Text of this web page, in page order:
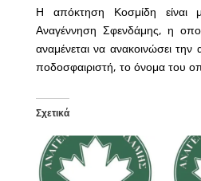
Η απόκτηση Κοσμίδη
Αναγέννηση Σφενδάμης, η
αναμένεται να ανακοινώσει
ποδοσφαιριστή, το όνομα του
Σχετικά